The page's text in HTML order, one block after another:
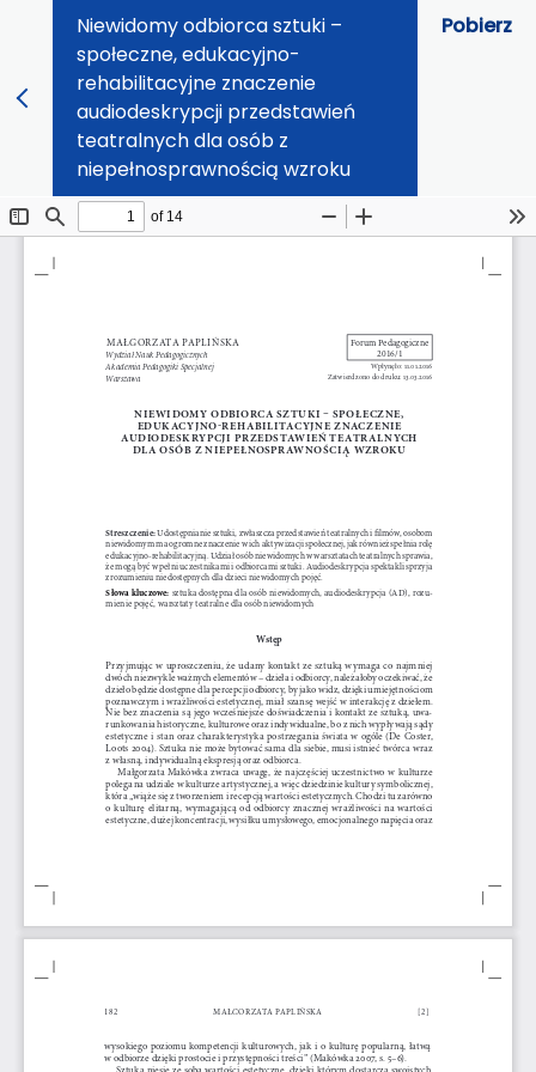
Niewidomy odbiorca sztuki –
społeczne, edukacyjno-
rehabilitacyjne znaczenie
audiodeskrypcji przedstawień
teatralnych dla osób z
niepełnosprawnością wzroku
Pobierz